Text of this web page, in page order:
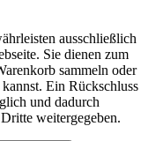
ausschließlich
Sie dienen zum
sammeln oder
Ein Rückschluss
und dadurch
weitergegeben.